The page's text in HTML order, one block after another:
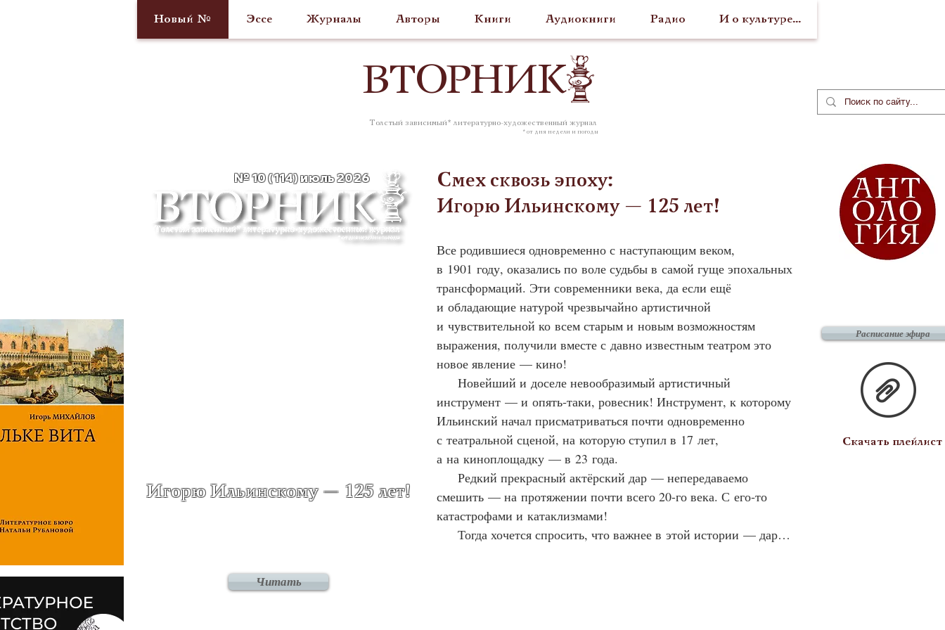
Новый № Эссе Журналы Авторы Книги Аудиокниги Радио И о культуре...
ВТОРНИК
Толстый зависимый* литературно-художественный журнал
* от дня недели и погоды
№ 10 (114) июль 2026
Игорю Ильинскому — 125 лет!
Смех сквозь эпоху:
Игорю Ильинскому — 125 лет!
Все родившиеся одновременно с наступающим веком,
в 1901 году, оказались по воле судьбы в самой гуще эпохальных
трансформаций. Эти современники века, да если ещё
и обладающие натурой чрезвычайно артистичной
и чувствительной ко всем старым и новым возможностям
выражения, получили вместе с давно известным театром это
новое явление — кино!
      Новейший и доселе невообразимый артистичный
инструмент — и опять‑таки, ровесник! Инструмент, к которому
Ильинский начал присматриваться почти одновременно
с театральной сценой, на которую ступил в 17 лет,
а на киноплощадку — в 23 года.
      Редкий прекрасный актёрский дар — непередаваемо
смешить — на протяжении почти всего 20-го века. С его‑то
катастрофами и катаклизмами!
      Тогда хочется спросить, что важнее в этой истории — дар,
Читать
Расписание эфира
Скачать плейлист